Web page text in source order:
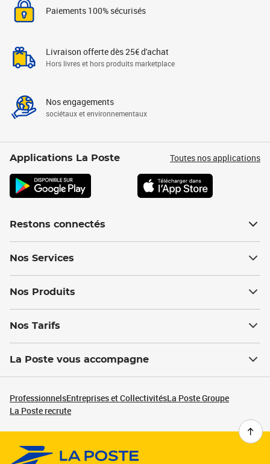
Paiements 100% sécurisés
Livraison offerte dès 25€ d'achat
Hors livres et hors produits marketplace
Nos engagements
sociétaux et environnementaux
Applications La Poste Toutes nos applications
Restons connectés
Nos Services
Nos Produits
Nos Tarifs
La Poste vous accompagne
ProfessionnelsEntreprises et CollectivitésLa Poste Groupe
La Poste recrute